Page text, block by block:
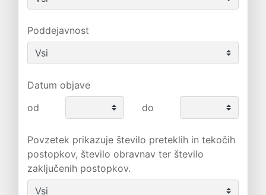
Poddejavnost
Datum objave
od
do
Povzetek prikazuje število preteklih in tekočih
postopkov, število obravnav ter število
zaključenih postopkov.